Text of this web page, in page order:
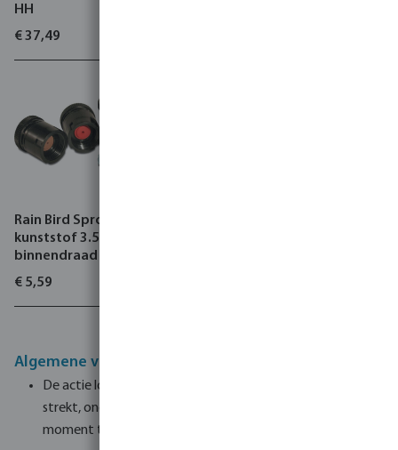
HH
€ 37,49
Rain Bird Sproeikop
kunststof 3.5 bar UNC
binnendraad
€ 5,59
Algemene voorwaarden van de actie
De actie loopt van 11.06.2024 tot zolang de voorraad
strekt, onder voorbehoud van het recht om deze op elk
moment te beëindigen bij het plaatsen van een bestelling.